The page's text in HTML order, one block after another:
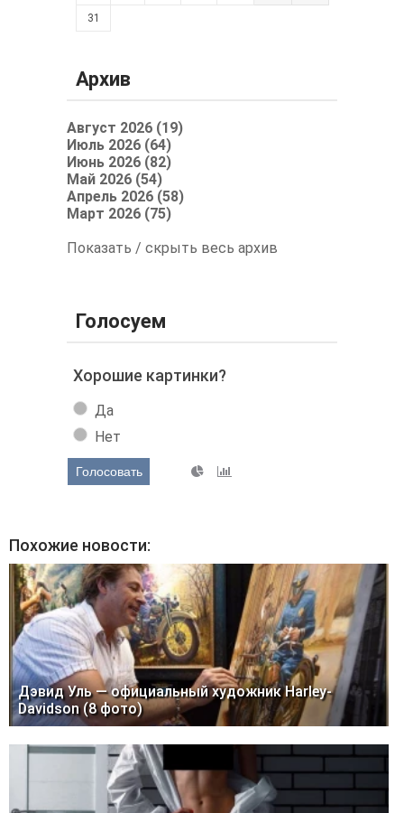
31
Архив
Август 2026 (19)
Июль 2026 (64)
Июнь 2026 (82)
Май 2026 (54)
Апрель 2026 (58)
Март 2026 (75)
Показать / скрыть весь архив
Голосуем
Хорошие картинки?
Да
Нет
Голосовать
Похожие новости:
Дэвид Уль — официальный художник Harley-
Davidson (8 фото)